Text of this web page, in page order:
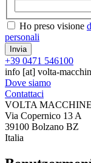
Ho preso visione
personali
+39 0471 546100
info [at] volta-
Dove siamo
Contattaci
VOLTA
Via Copernico 13 A
39100 Bolzano BZ
Italia